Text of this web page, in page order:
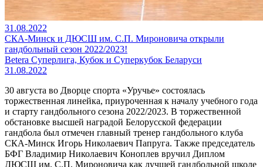
31.08.2022
СКА-Минск и ДЮСШ им. С.П. Мироновича открыли
гандбольный сезон 2022/2023!
Betera Суперлига, Кубок и Суперкубок Беларуси
31.08.2022
30 августа во Дворце спорта «Уручье» состоялась
торжественная линейка, приуроченная к началу учебного года
и старту гандбольного сезона 2022/2023. В торжественной
обстановке высшей наградой Белорусской федерации
гандбола был отмечен главный тренер гандбольного клуба
СКА-Минск Игорь Николаевич Папруга. Также председатель
БФГ Владимир Николаевич Коноплев вручил Диплом
ДЮСШ им. С.П. Мироновича как лучшей гандбольной школе